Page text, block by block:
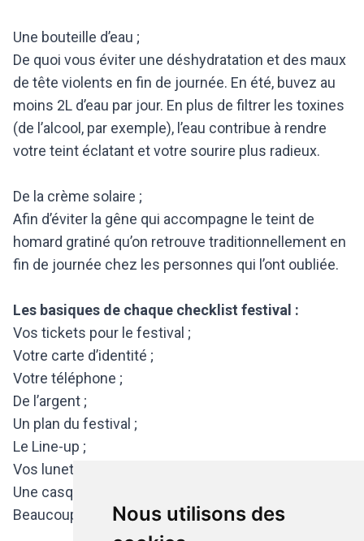
Nous utilisons des
Une bouteille d’eau ;
De quoi vous éviter une déshydratation et des maux
de tête violents en fin de journée. En été, buvez au
moins 2L d’eau par jour. En plus de filtrer les toxines
(de l’alcool, par exemple), l’eau contribue à rendre
votre teint éclatant et votre sourire plus radieux.
De la crème solaire ;
Afin d’éviter la gêne qui accompagne le teint de
homard gratiné qu’on retrouve traditionnellement en
fin de journée chez les personnes qui l’ont oubliée.
Les basiques de chaque checklist festival :
Vos tickets pour le festival ;
Votre carte d’identité ;
Votre téléphone ;
De l’argent ;
Un plan du festival ;
Le Line-up ;
Vos lunettes de soleil ;
Une casquette ;
Beaucoup de bonne humeur.